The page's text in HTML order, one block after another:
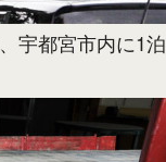
宇都宮市内に1泊